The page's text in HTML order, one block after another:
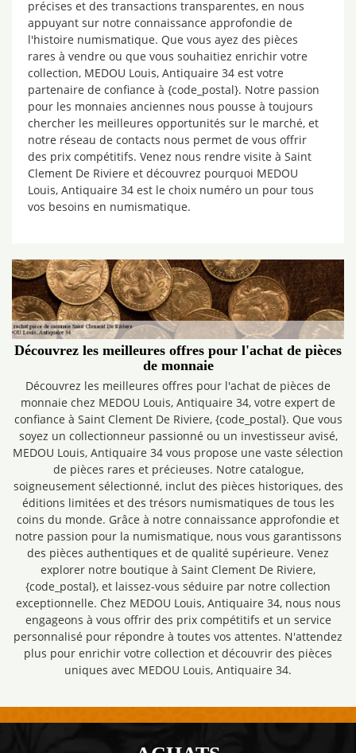
précises et des transactions transparentes, en nous
appuyant sur notre connaissance approfondie de
l'histoire numismatique. Que vous ayez des pièces
rares à vendre ou que vous souhaitiez enrichir votre
collection, MEDOU Louis, Antiquaire 34 est votre
partenaire de confiance à {code_postal}. Notre passion
pour les monnaies anciennes nous pousse à toujours
chercher les meilleures opportunités sur le marché, et
notre réseau de contacts nous permet de vous offrir
des prix compétitifs. Venez nous rendre visite à Saint
Clement De Riviere et découvrez pourquoi MEDOU
Louis, Antiquaire 34 est le choix numéro un pour tous
vos besoins en numismatique.
Découvrez les meilleures offres pour l'achat de pièces
de monnaie
Découvrez les meilleures offres pour l'achat de pièces de
monnaie chez MEDOU Louis, Antiquaire 34, votre expert de
confiance à Saint Clement De Riviere, {code_postal}. Que vous
soyez un collectionneur passionné ou un investisseur avisé,
MEDOU Louis, Antiquaire 34 vous propose une vaste sélection
de pièces rares et précieuses. Notre catalogue,
soigneusement sélectionné, inclut des pièces historiques, des
éditions limitées et des trésors numismatiques de tous les
coins du monde. Grâce à notre connaissance approfondie et
notre passion pour la numismatique, nous vous garantissons
des pièces authentiques et de qualité supérieure. Venez
explorer notre boutique à Saint Clement De Riviere,
{code_postal}, et laissez-vous séduire par notre collection
exceptionnelle. Chez MEDOU Louis, Antiquaire 34, nous nous
engageons à vous offrir des prix compétitifs et un service
personnalisé pour répondre à toutes vos attentes. N'attendez
plus pour enrichir votre collection et découvrir des pièces
uniques avec MEDOU Louis, Antiquaire 34.